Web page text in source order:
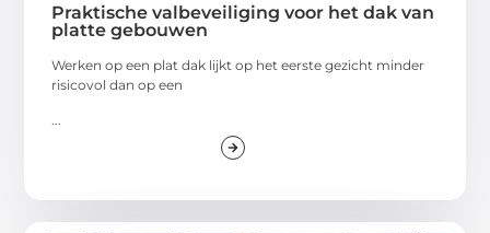
Praktische valbeveiliging voor het dak van
platte gebouwen
Werken op een plat dak lijkt op het eerste gezicht minder
risicovol dan op een
...